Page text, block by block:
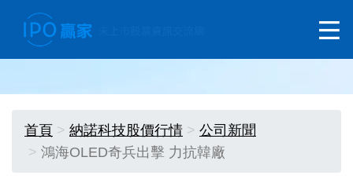
首頁 納諾科技股價行情
公司新聞
鴻海OLED奇兵出擊 力抗韓廠